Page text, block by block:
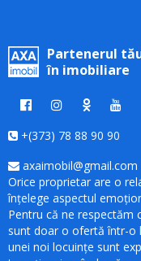
Partenerul
în imobiliare
+(373) 78 88 90 90
axaimobil@gmail.com
Orice proprietar are o
înțelege aspectul
Pentru că ne respectăm
sunt doar o ofertă într-o
unei noi locuințe sunt